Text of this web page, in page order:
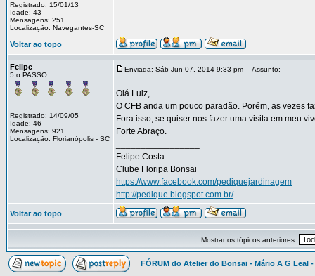
Registrado: 15/01/13
Idade: 43
Mensagens: 251
Localização: Navegantes-SC
Voltar ao topo
Felipe
5.o PASSO
Registrado: 14/09/05
Idade: 46
Mensagens: 921
Localização: Florianópolis - SC
Enviada: Sáb Jun 07, 2014 9:33 pm Assunto:
Olá Luiz,
O CFB anda um pouco paradão. Porém, as vezes
Fora isso, se quiser nos fazer uma visita em meu
Forte Abraço.
Felipe Costa
Clube Floripa Bonsai
https://www.facebook.com/pediquejardinagem
http://pedique.blogspot.com.br/
Voltar ao topo
Mostrar os tópicos anteriores:
FÓRUM do Atelier do Bonsai - Mário A G Leal